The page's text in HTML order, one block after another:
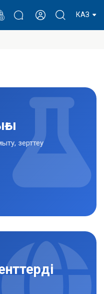
КАЗ
зерттеу